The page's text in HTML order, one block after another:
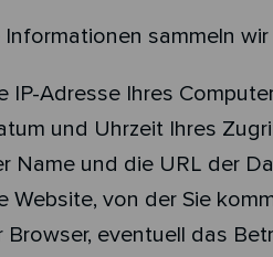
Informationen sammeln
IP-Adresse Ihres
und Uhrzeit Ihres
Name und die URL der
Website, von der Sie
Browser, eventuell das